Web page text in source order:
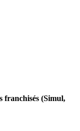
franchisés (Simul,